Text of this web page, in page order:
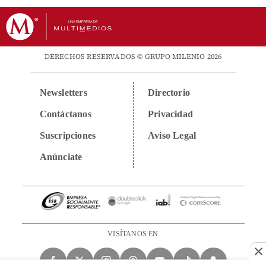
DERECHOS RESERVADOS © GRUPO MILENIO 2026
Newsletters
Contáctanos
Suscripciones
Anúnciate
Directorio
Privacidad
Aviso Legal
VISÍTANOS EN